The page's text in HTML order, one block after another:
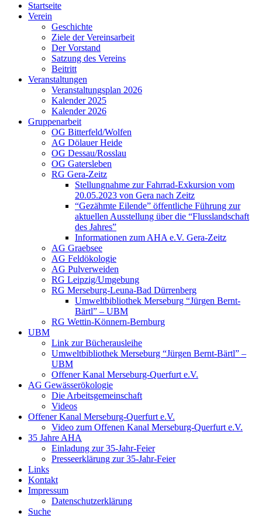
Startseite
Verein
Geschichte
Ziele der Vereinsarbeit
Der Vorstand
Satzung des Vereins
Beitritt
Veranstaltungen
Veranstaltungsplan 2026
Kalender 2025
Kalender 2026
Gruppenarbeit
OG Bitterfeld/Wolfen
AG Dölauer Heide
OG Dessau/Rosslau
OG Gatersleben
RG Gera-Zeitz
Stellungnahme zur Fahrrad-Exkursion vom
20.05.2023 von Gera nach Zeitz
“Gezähmte Eilende” öffentliche Führung zur
aktuellen Ausstellung über die “Flusslandschaft
des Jahres”
Informationen zum AHA e.V. Gera-Zeitz
AG Graebsee
AG Feldökologie
AG Pulverweiden
RG Leipzig/Umgebung
RG Merseburg-Leuna-Bad Dürrenberg
Umweltbibliothek Merseburg “Jürgen Bernt-
Bärtl” – UBM
RG Wettin-Könnern-Bernburg
UBM
Link zur Bücherausleihe
Umweltbibliothek Merseburg “Jürgen Bernt-Bärtl” –
UBM
Offener Kanal Merseburg-Querfurt e.V.
AG Gewässerökologie
Die Arbeitsgemeinschaft
Videos
Offener Kanal Merseburg-Querfurt e.V.
Video zum Offenen Kanal Merseburg-Querfurt e.V.
35 Jahre AHA
Einladung zur 35-Jahr-Feier
Presseerklärung zur 35-Jahr-Feier
Links
Kontakt
Impressum
Datenschutzerklärung
Suche